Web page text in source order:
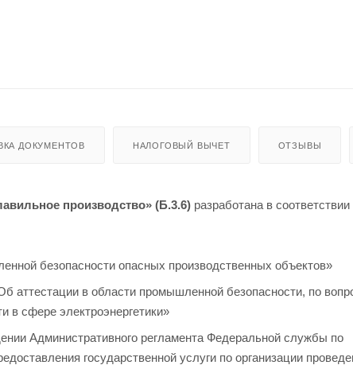
ДОКУМЕНТОВ НАЛОГОВЫЙ ВЫЧЕТ ОТЗЫВЫ
производство» (Б.3.6) разработана в соответствии
безопасности опасных производственных объектов»
аттестации в области промышленной безопасности, по
в сфере электроэнергетики»
Административного регламента Федеральной службы по
государственной услуги по организации